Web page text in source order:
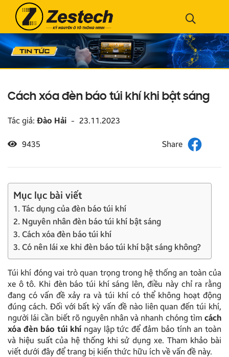
Cách xóa đèn báo túi khí khi bật sáng
Tác giả: Đào Hải - 23.11.2023
9435
Mục lục bài viết
1. Tác dụng của đèn báo túi khí
2. Nguyên nhân đèn báo túi khí bật sáng
3. Cách xóa đèn báo túi khí
3. Có nên lái xe khi đèn báo túi khí bật sáng không?
Túi khí đóng vai trò quan trọng trong hệ thống an toàn của
xe ô tô. Khi đèn báo túi khí sáng lên, điều này chỉ ra rằng
đang có vấn đề xảy ra và túi khí có thể không hoạt động
đúng cách. Đối với bất kỳ vấn đề nào liên quan đến túi khí,
người lái cần biết rõ nguyên nhân và nhanh chóng tìm cách
xóa đèn báo túi khíngay lập tức để đảm bảo tính an toàn
và hiệu suất của hệ thống khi sử dụng xe. Tham khảo bài
viết dưới đây để trang bị kiến thức hữu ích về vấn đề này.